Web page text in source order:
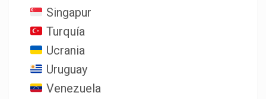
Singapur
Turquía
Ucrania
Uruguay
Venezuela